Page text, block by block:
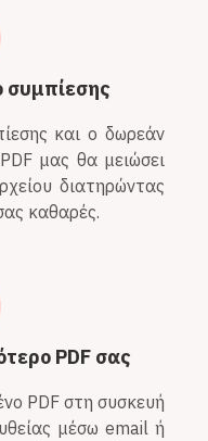
συμπίεσης
και ο δωρεάν
μας θα μειώσει
διατηρώντας
καθαρές.
PDF σας
PDF στη συσκευή
μέσω email ή